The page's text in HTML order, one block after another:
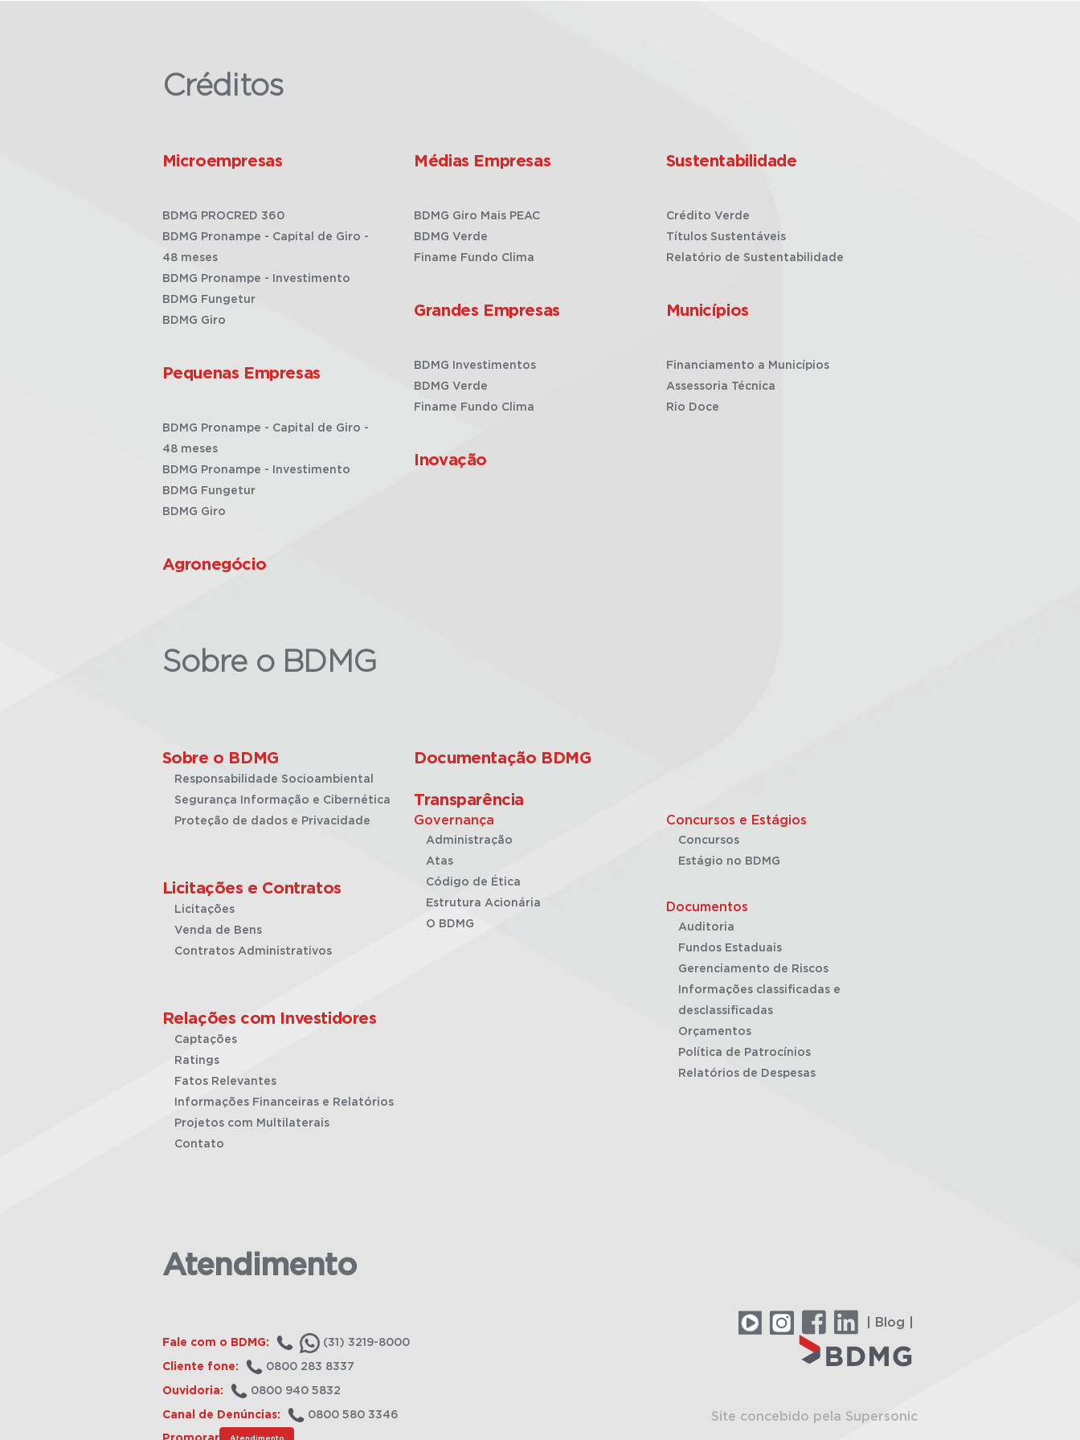
Créditos
Microempresas
BDMG PROCRED 360
BDMG Pronampe - Capital de Giro -
48 meses
BDMG Pronampe - Investimento
BDMG Fungetur
BDMG Giro
Pequenas Empresas
BDMG Pronampe - Capital de Giro -
48 meses
BDMG Pronampe - Investimento
BDMG Fungetur
BDMG Giro
Agronegócio
Médias Empresas
BDMG Giro Mais PEAC
BDMG Verde
Finame Fundo Clima
Grandes Empresas
BDMG Investimentos
BDMG Verde
Finame Fundo Clima
Inovação
Sustentabilidade
Crédito Verde
Títulos Sustentáveis
Relatório de Sustentabilidade
Municípios
Financiamento a Municípios
Assessoria Técnica
Rio Doce
Sobre o BDMG
Sobre o BDMG
Responsabilidade Socioambiental
Segurança Informação e Cibernética
Proteção de dados e Privacidade
Licitações e Contratos
Licitações
Venda de Bens
Contratos Administrativos
Relações com Investidores
Captações
Ratings
Fatos Relevantes
Informações Financeiras e Relatórios
Projetos com Multilaterais
Contato
Documentação BDMG
Transparência
Governança
Administração
Atas
Código de Ética
Estrutura Acionária
O BDMG
Concursos e Estágios
Concursos
Estágio no BDMG
Documentos
Auditoria
Fundos Estaduais
Gerenciamento de Riscos
Informações classificadas e
desclassificadas
Orçamentos
Política de Patrocínios
Relatórios de Despesas
Atendimento
Fale com o BDMG: (31) 3219-8000
Cliente fone: 0800 283 8337
Ouvidoria: 0800 940 5832
Canal de Denúncias: 0800 580 3346
Atendimento
| Blog |
Site concebido pela Supersonic